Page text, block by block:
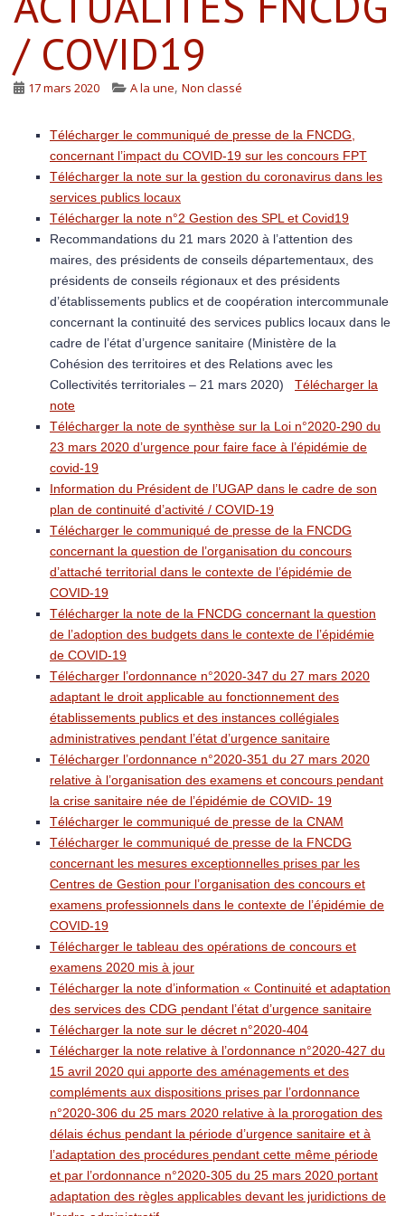
/ COVID19
17 mars 2020 A la une, Non classé
Télécharger le communiqué de presse de la FNCDG,
concernant l’impact du COVID-19 sur les concours FPT
Télécharger la note sur la gestion du coronavirus dans les
services publics locaux
Télécharger la note n°2 Gestion des SPL et Covid19
Recommandations du 21 mars 2020 à l’attention des
maires, des présidents de conseils départementaux, des
présidents de conseils régionaux et des présidents
d’établissements publics et de coopération intercommunale
concernant la continuité des services publics locaux dans le
cadre de l’état d’urgence sanitaire (Ministère de la
Cohésion des territoires et des Relations avec les
Collectivités territoriales – 21 mars 2020) Télécharger la
note
Télécharger la note de synthèse sur la Loi n°2020-290 du
23 mars 2020 d’urgence pour faire face à l’épidémie de
covid-19
Information du Président de l’UGAP dans le cadre de son
plan de continuité d’activité / COVID-19
Télécharger le communiqué de presse de la FNCDG
concernant la question de l’organisation du concours
d’attaché territorial dans le contexte de l’épidémie de
COVID-19
Télécharger la note de la FNCDG concernant la question
de l’adoption des budgets dans le contexte de l’épidémie
de COVID-19
Télécharger l’ordonnance n°2020-347 du 27 mars 2020
adaptant le droit applicable au fonctionnement des
établissements publics et des instances collégiales
administratives pendant l’état d’urgence sanitaire
Télécharger l’ordonnance n°2020-351 du 27 mars 2020
relative à l’organisation des examens et concours pendant
la crise sanitaire née de l’épidémie de COVID- 19
Télécharger le communiqué de presse de la CNAM
Télécharger le communiqué de presse de la FNCDG
concernant les mesures exceptionnelles prises par les
Centres de Gestion pour l’organisation des concours et
examens professionnels dans le contexte de l’épidémie de
COVID-19
Télécharger le tableau des opérations de concours et
examens 2020 mis à jour
Télécharger la note d’information « Continuité et adaptation
des services des CDG pendant l’état d’urgence sanitaire
Télécharger la note sur le décret n°2020-404
Télécharger la note relative à l’ordonnance n°2020-427 du
15 avril 2020 qui apporte des aménagements et des
compléments aux dispositions prises par l’ordonnance
n°2020-306 du 25 mars 2020 relative à la prorogation des
délais échus pendant la période d’urgence sanitaire et à
l’adaptation des procédures pendant cette même période
et par l’ordonnance n°2020-305 du 25 mars 2020 portant
adaptation des règles applicables devant les juridictions de